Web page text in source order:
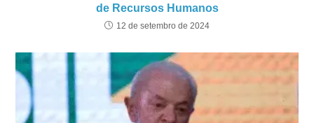
de Recursos Humanos
12 de setembro de 2024